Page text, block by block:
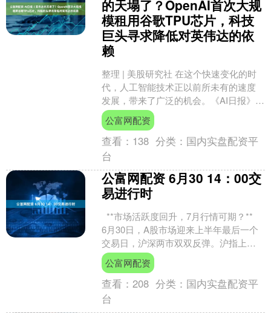
的天塌了？OpenAI首次大规
模租用谷歌TPU芯片，科技
巨头寻求降低对英伟达的依
赖
整理 | 美股研究社 在这个快速变化的时
代，人工智能技术正以前所未有的速度
发展，带来了广泛的机会。《AI日报》致
力于挖掘和分析最新的AI概念股公司和市
场趋势，为....
公富网配资
查看： 138 分类： 国内实盘配资平
台
公富网配资 6月30 14：00交
易进行时
**市场活跃度回升，7月行情可期？**
6月30日，A股市场迎来上半年最后一个
交易日，沪深两市双双反弹。沪指上涨
0.52%，深成指上....
公富网配资
查看：208 分类： 国内实盘配资平
台